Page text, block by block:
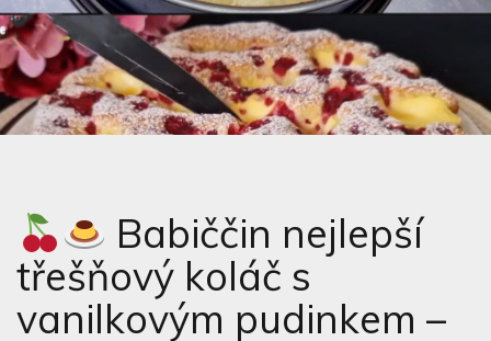
Babiččin nejlepší
třešňový koláč s
vanilkovým pudinkem –